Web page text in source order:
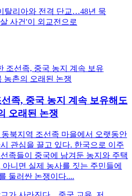
족, 중국 농지 계속 보유해도
오래된 논쟁
북지역 조선족 마을에서 오랫동안
관심을 끌고 있다. 한국으로 이주
족들이 중국에 남겨둔 농지와 주택
니면 실제 농사를 짓는 주민들에
둘러싼 논쟁이다....